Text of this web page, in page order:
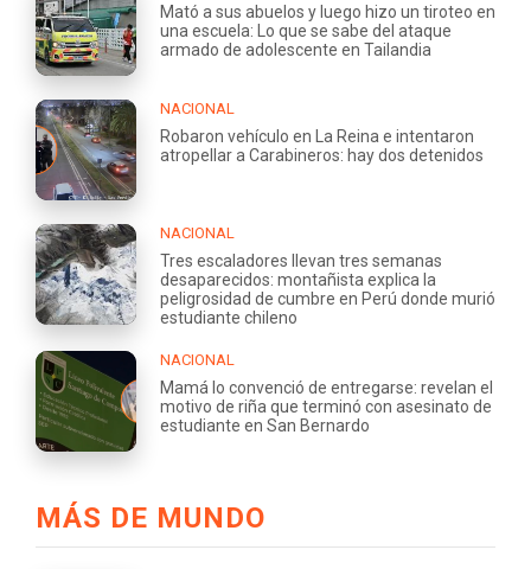
Mató a sus abuelos y luego hizo un tiroteo en
una escuela: Lo que se sabe del ataque
armado de adolescente en Tailandia
NACIONAL
Robaron vehículo en La Reina e intentaron
atropellar a Carabineros: hay dos detenidos
NACIONAL
Tres escaladores llevan tres semanas
desaparecidos: montañista explica la
peligrosidad de cumbre en Perú donde murió
estudiante chileno
NACIONAL
Mamá lo convenció de entregarse: revelan el
motivo de riña que terminó con asesinato de
estudiante en San Bernardo
MÁS DE MUNDO